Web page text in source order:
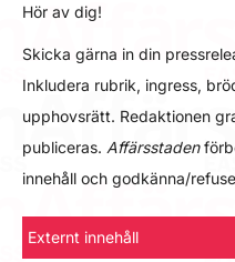
Hör av dig!
Skicka gärna in din
Inkludera rubrik, ingress,
upphovsrätt. Redaktionen
publiceras. Affärsstaden
innehåll och godkänna/
Externt innehåll